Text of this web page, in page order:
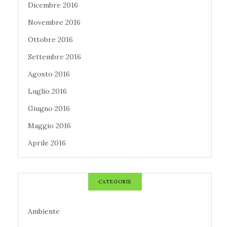
Dicembre 2016
Novembre 2016
Ottobre 2016
Settembre 2016
Agosto 2016
Luglio 2016
Giugno 2016
Maggio 2016
Aprile 2016
CATEGORIE
Ambiente